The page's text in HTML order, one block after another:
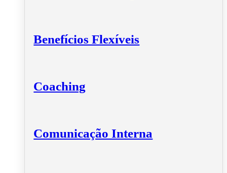
Benefícios Flexíveis
Coaching
Comunicação Interna